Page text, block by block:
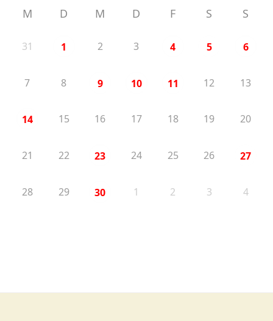
M D M D F S S
31 1 2 3 4 5 6
7 8 9 10 11 12 13
14 15 16 17 18 19 20
21 22 23 24 25 26 27
28 29 30 1 2 3 4